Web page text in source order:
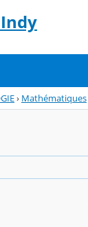
› Mathématiques